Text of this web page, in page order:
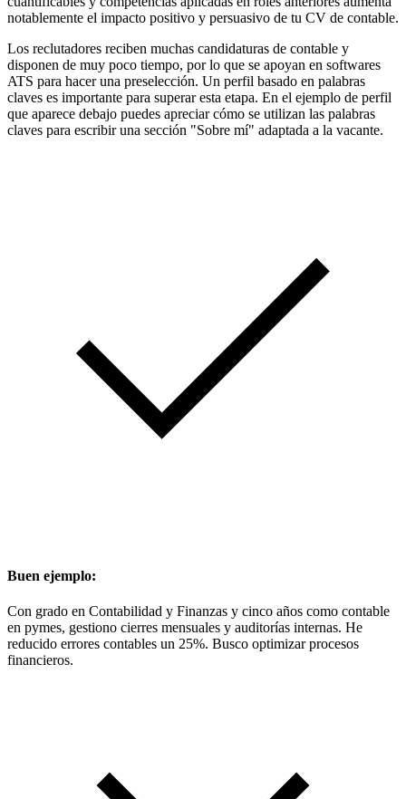
notablemente el impacto positivo y persuasivo de tu CV de contable.
Los reclutadores reciben muchas candidaturas de contable y
disponen de muy poco tiempo, por lo que se apoyan en softwares
ATS para hacer una preselección. Un perfil basado en palabras
claves es importante para superar esta etapa. En el ejemplo de perfil
que aparece debajo puedes apreciar cómo se utilizan las palabras
claves para escribir una sección "Sobre mí" adaptada a la vacante.
Buen ejemplo:
Con grado en Contabilidad y Finanzas y cinco años como contable
en pymes, gestiono cierres mensuales y auditorías internas. He
reducido errores contables un 25%. Busco optimizar procesos
financieros.